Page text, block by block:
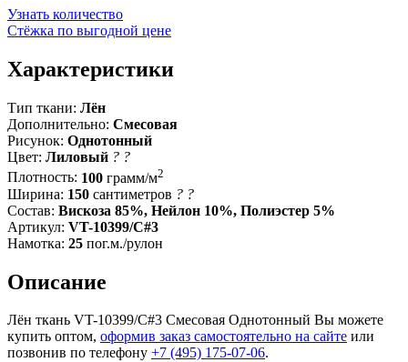
Узнать количество
Стёжка по выгодной цене
Характеристики
Тип ткани: Лён
Дополнительно: Смесовая
Рисунок: Однотонный
Цвет: Лиловый ? ?
Плотность: 100 грамм/м2
Ширина: 150 сантиметров ? ?
Состав: Вискоза 85%, Нейлон 10%, Полиэстер 5%
Артикул: VT-10399/C#3
Намотка: 25 пог.м./рулон
Описание
Лён ткань VT-10399/C#3 Смесовая Однотонный Вы можете
купить оптом, оформив заказ самостоятельно на сайте или
позвонив по телефону +7 (495) 175-07-06.